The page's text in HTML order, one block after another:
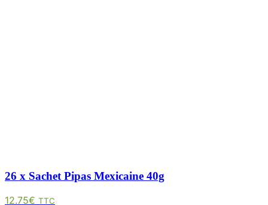
26 x Sachet Pipas Mexicaine 40g
12.75€ TTC